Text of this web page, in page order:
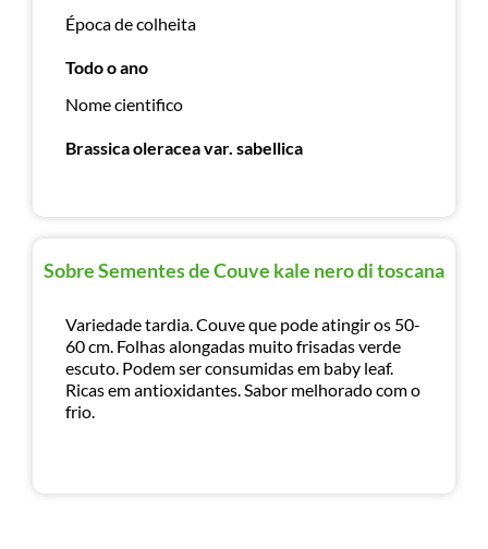
Época de colheita
Todo o ano
Nome cientifico
Brassica oleracea var. sabellica
Sobre Sementes de Couve kale nero di toscana
Variedade tardia. Couve que pode atingir os 50-
60 cm. Folhas alongadas muito frisadas verde
escuto. Podem ser consumidas em baby leaf.
Ricas em antioxidantes. Sabor melhorado com o
frio.